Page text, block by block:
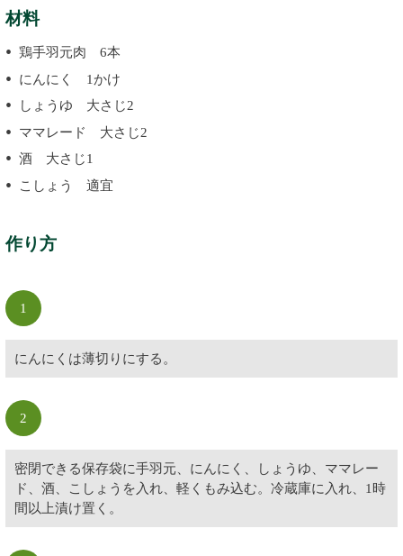
材料
鶏手羽元肉 6本
にんにく 1かけ
しょうゆ 大さじ2
ママレード 大さじ2
酒 大さじ1
こしょう 適宜
作り方
1
にんにくは薄切りにする。
2
密閉できる保存袋に手羽元、にんにく、しょうゆ、ママレー
ド、酒、こしょうを入れ、軽くもみ込む。冷蔵庫に入れ、1時
間以上漬け置く。